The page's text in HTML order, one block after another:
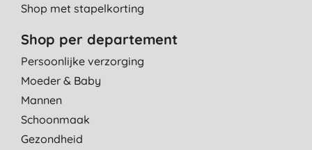
Shop met stapelkorting
Shop per departement
Persoonlijke verzorging
Moeder & Baby
Mannen
Schoonmaak
Gezondheid